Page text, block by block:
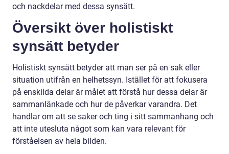
och nackdelar med dessa synsätt.
Översikt över holistiskt
synsätt betyder
Holistiskt synsätt betyder att man ser på en sak eller
situation utifrån en helhetssyn. Istället för att fokusera
på enskilda delar är målet att förstå hur dessa delar är
sammanlänkade och hur de påverkar varandra. Det
handlar om att se saker och ting i sitt sammanhang och
att inte utesluta något som kan vara relevant för
förståelsen av hela bilden.